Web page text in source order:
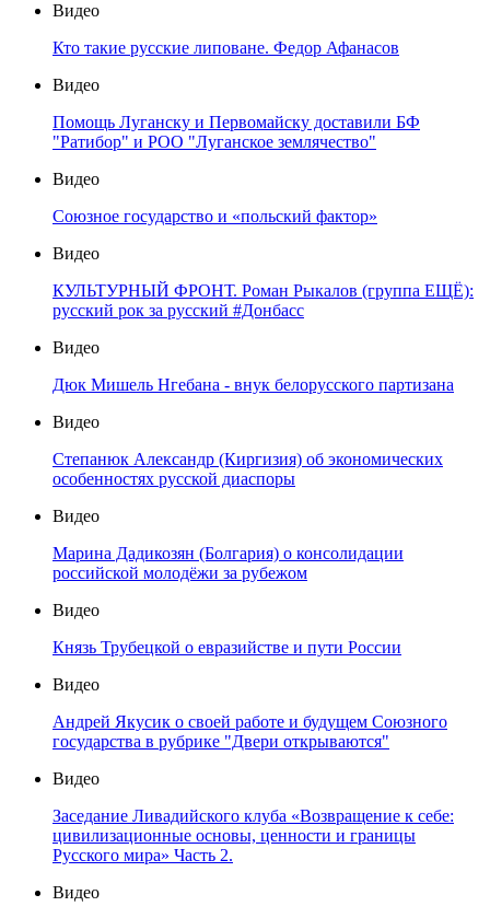
Видео
Кто такие русские липоване. Федор Афанасов
Видео
Помощь Луганску и Первомайску доставили БФ
"Ратибор" и РОО "Луганское землячество"
Видео
Союзное государство и «польский фактор»
Видео
КУЛЬТУРНЫЙ ФРОНТ. Роман Рыкалов (группа ЕЩЁ):
русский рок за русский #Донбасс
Видео
Дюк Мишель Нгебана - внук белорусского партизана
Видео
Степанюк Александр (Киргизия) об экономических
особенностях русской диаспоры
Видео
Марина Дадикозян (Болгария) о консолидации
российской молодёжи за рубежом
Видео
Князь Трубецкой о евразийстве и пути России
Видео
Андрей Якусик о своей работе и будущем Союзного
государства в рубрике "Двери открываются"
Видео
Заседание Ливадийского клуба «Возвращение к себе:
цивилизационные основы, ценности и границы
Русского мира» Часть 2.
Видео